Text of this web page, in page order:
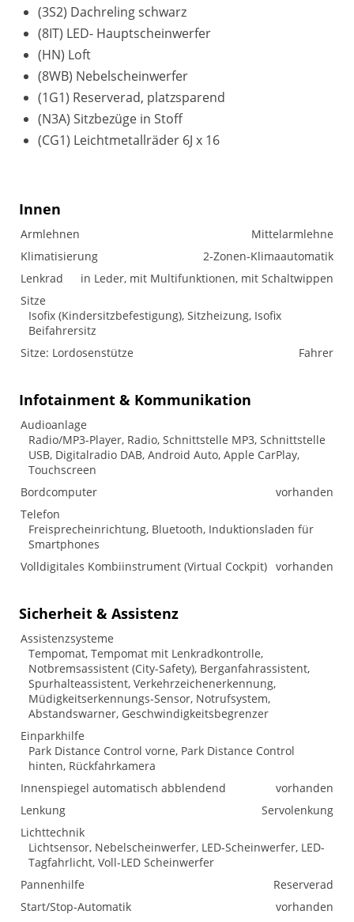
(3S2) Dachreling schwarz
(8IT) LED- Hauptscheinwerfer
(HN) Loft
(8WB) Nebelscheinwerfer
(1G1) Reserverad, platzsparend
(N3A) Sitzbezüge in Stoff
(CG1) Leichtmetallräder 6J x 16
Innen
Armlehnen
Mittelarmlehne
Klimatisierung
2-Zonen-Klimaautomatik
Lenkrad
in Leder, mit Multifunktionen, mit Schaltwippen
Sitze
Isofix (Kindersitzbefestigung), Sitzheizung, Isofix
Beifahrersitz
Sitze: Lordosenstütze
Fahrer
Infotainment & Kommunikation
Audioanlage
Radio/MP3-Player, Radio, Schnittstelle MP3, Schnittstelle
USB, Digitalradio DAB, Android Auto, Apple CarPlay,
Touchscreen
Bordcomputer
vorhanden
Telefon
Freisprecheinrichtung, Bluetooth, Induktionsladen für
Smartphones
Volldigitales Kombiinstrument (Virtual Cockpit) vorhanden
Sicherheit & Assistenz
Assistenzsysteme
Tempomat, Tempomat mit Lenkradkontrolle,
Notbremsassistent (City-Safety), Berganfahrassistent,
Spurhalteassistent, Verkehrzeichenerkennung,
Müdigkeitserkennungs-Sensor, Notrufsystem,
Abstandswarner, Geschwindigkeitsbegrenzer
Einparkhilfe
Park Distance Control vorne, Park Distance Control
hinten, Rückfahrkamera
Innenspiegel automatisch abblendend
vorhanden
Lenkung
Servolenkung
Lichttechnik
Lichtsensor, Nebelscheinwerfer, LED-Scheinwerfer, LED-
Tagfahrlicht, Voll-LED Scheinwerfer
Pannenhilfe
Reserverad
Start/Stop-Automatik
vorhanden